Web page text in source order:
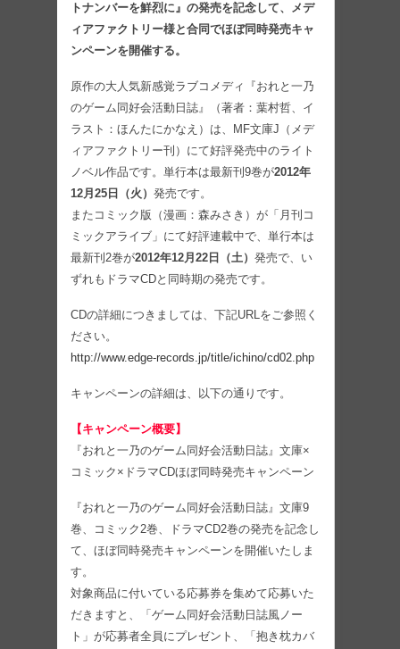
トナンバーを鮮烈に』の発売を記念して、メデ
ィアファクトリー様と合同でほぼ同時発売キャ
ンペーンを開催する。
原作の大人気新感覚ラブコメディ『おれと一乃
のゲーム同好会活動日誌』（著者：葉村哲、イ
ラスト：ほんたにかなえ）は、MF文庫J（メデ
ィアファクトリー刊）にて好評発売中のライト
ノベル作品です。単行本は最新刊9巻が2012年
12月25日（火） 発売です。
またコミック版（漫画：森みさき）が「月刊コ
ミックアライブ」にて好評連載中で、単行本は
最新刊2巻が2012年12月22日（土） 発売で、い
ずれもドラマCDと同時期の発売です。
CDの詳細につきましては、下記URLをご参照く
ださい。
http://www.edge-records.jp/title/ichino/cd02.php
キャンペーンの詳細は、以下の通りです。
【キャンペーン概要】
『おれと一乃のゲーム同好会活動日誌』文庫×
コミック×ドラマCDほぼ同時発売キャンペーン
『おれと一乃のゲーム同好会活動日誌』文庫9
巻、コミック2巻、ドラマCD2巻の発売を記念し
て、ほぼ同時発売キャンペーンを開催いたしま
す。
対象商品に付いている応募券を集めて応募いた
だきますと、「ゲーム同好会活動日誌風ノー
ト」が応募者全員にプレゼント、「抱き枕カバ